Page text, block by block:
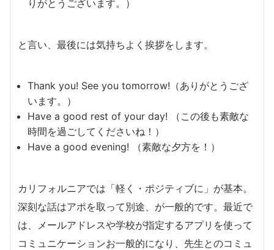
りがとうございます。）
と言い、最後には気持ちよく挨拶をします。
Thank you! See you tomorrow!（ありがとうござ
います。）
Have a good rest of your day! （この後も素敵な
時間を過ごしてくださいね！）
Have a good evening! （素敵な夕方を！）
カリフォルニアでは「軽く・ポジティブに」が基本。
深刻な話はアポを取って別途、が一般的です。最近で
は、メールアドレスや学校が指定するアプリを使って
コミュニケーションお一般的になり、先生とのコミュ